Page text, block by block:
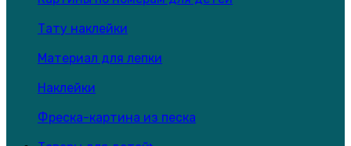
Тату наклейки
Материал для лепки
Наклейки
Фреска-картина из песка